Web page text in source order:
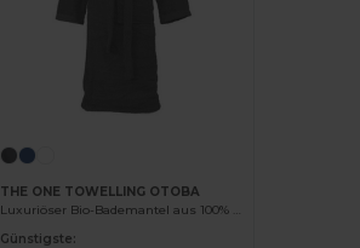
THE ONE TOWELLING OTOBA
Luxuriöser Bio-Bademantel aus 100% Baumwolle
Günstigste: